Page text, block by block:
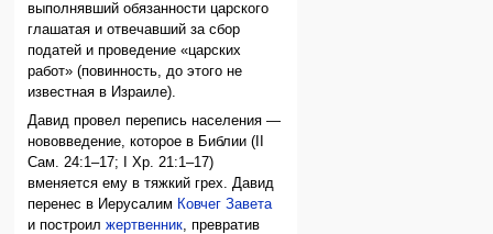
выполнявший обязанности царского
глашатая и отвечавший за сбор
податей и проведение «царских
работ» (повинность, до этого не
известная в Израиле).
Давид провел перепись населения —
нововведение, которое в Библии (II
Сам. 24:1–17; I Хр. 21:1–17)
вменяется ему в тяжкий грех. Давид
перенес в Иерусалим Ковчег Завета
и построилжертвенник , превратив